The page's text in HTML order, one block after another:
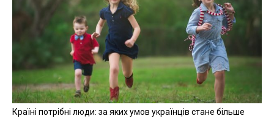
Країні потрібні люди: за яких умов українців стане більше